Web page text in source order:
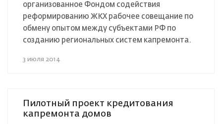
организованное Фондом содействия
реформированию ЖКХ рабочее совещание по
обмену опытом между субъектами РФ по
созданию региональных систем капремонта.
3 июля 2014
Пилотный проект кредитования
капремонта домов